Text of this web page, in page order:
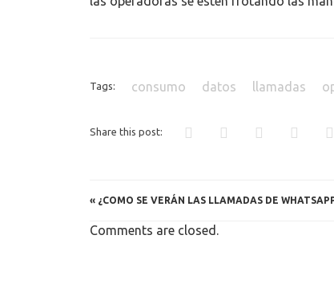
Esto significa que haciendo una simple
Sin duda, que las llamadas de WhatsApp
hacer un uso normal de este nuevo
Tags: consumo datos llamadas